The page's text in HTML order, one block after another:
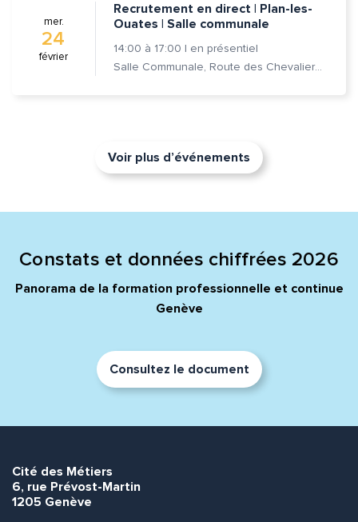
mer.
24
février
Recrutement en direct | Plan-les-
Ouates | Salle communale
14:00 à 17:00 | en présentiel
Salle Communale, Route des Chevaliers-de-Malte 7, 1228 Plan-les-Ouates
Voir plus d’événements
Constats et données chiffrées 2026
Panorama de la formation professionnelle et continue
Genève
Consultez le document
Cité des Métiers
6, rue Prévost-Martin
1205 Genève